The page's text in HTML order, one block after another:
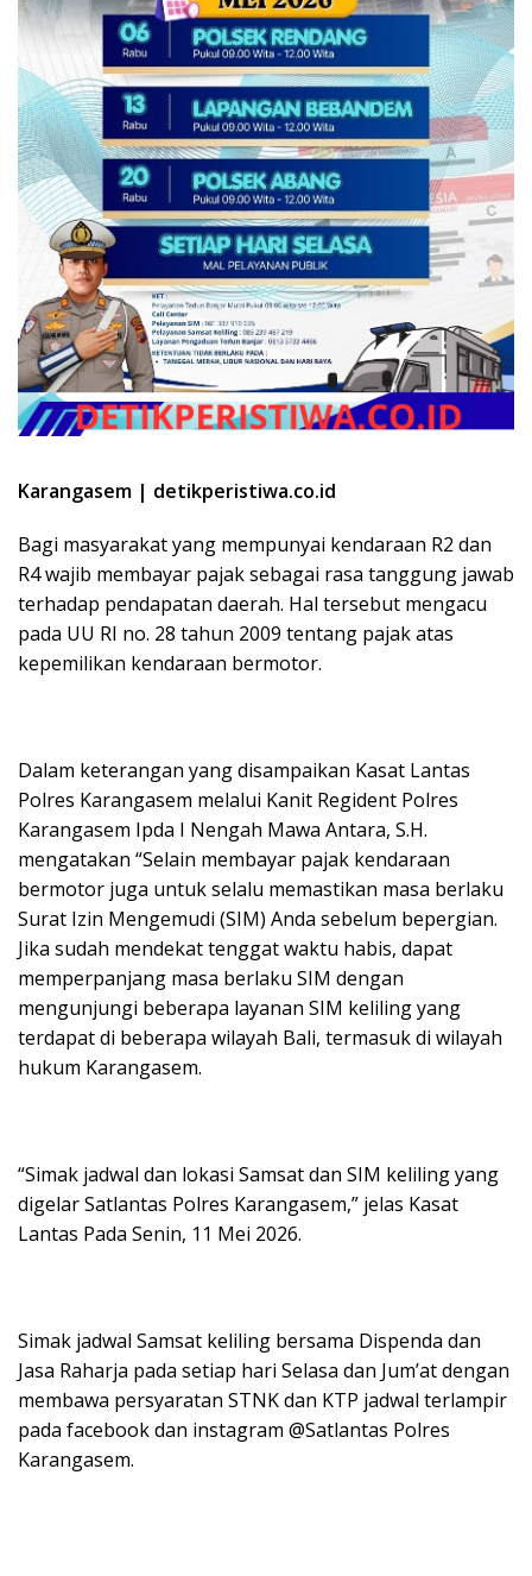
Karangasem | detikperistiwa.co.id
Bagi masyarakat yang mempunyai kendaraan R2 dan
R4 wajib membayar pajak sebagai rasa tanggung jawab
terhadap pendapatan daerah. Hal tersebut mengacu
pada UU RI no. 28 tahun 2009 tentang pajak atas
kepemilikan kendaraan bermotor.
Dalam keterangan yang disampaikan Kasat Lantas
Polres Karangasem melalui Kanit Regident Polres
Karangasem Ipda I Nengah Mawa Antara, S.H.
mengatakan “Selain membayar pajak kendaraan
bermotor juga untuk selalu memastikan masa berlaku
Surat Izin Mengemudi (SIM) Anda sebelum bepergian.
Jika sudah mendekat tenggat waktu habis, dapat
memperpanjang masa berlaku SIM dengan
mengunjungi beberapa layanan SIM keliling yang
terdapat di beberapa wilayah Bali, termasuk di wilayah
hukum Karangasem.
“Simak jadwal dan lokasi Samsat dan SIM keliling yang
digelar Satlantas Polres Karangasem,” jelas Kasat
Lantas Pada Senin, 11 Mei 2026.
Simak jadwal Samsat keliling bersama Dispenda dan
Jasa Raharja pada setiap hari Selasa dan Jum’at dengan
membawa persyaratan STNK dan KTP jadwal terlampir
pada facebook dan instagram @Satlantas Polres
Karangasem.